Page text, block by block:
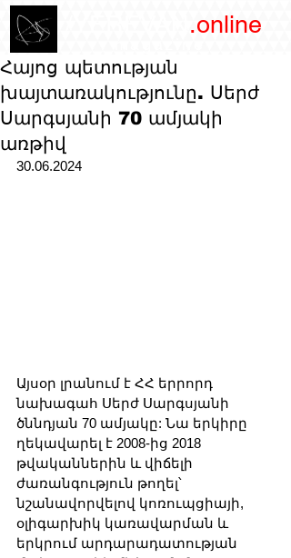
.online
Հայոց պետության
խայտառակությունը. Սերժ
Սարգսյանի 70 ամյակի
առթիվ
30.06.2024
Այսօր լրանում է ՀՀ երրորդ
նախագահ Սերժ Սարգսյանի
ծննդյան 70 ամյակը: Նա երկիրը
ղեկավարել է 2008-ից 2018
թվականներին և վիճելի
ժառանգություն թողել՝
նշանավորվելով կոռուպցիայի,
օլիգարխիկ կառավարման և
երկրում արդարադատության